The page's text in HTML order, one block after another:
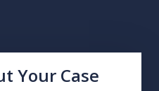
Your Case